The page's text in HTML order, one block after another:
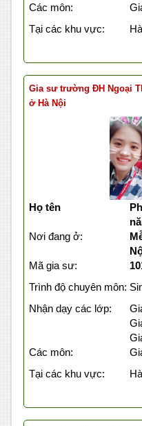
Các môn:
Tại các khu vực:
Gia sư trường ĐH Ngoại
ở Hà Nội
Họ tên
Nơi đang ở:
Mã gia sư:
Trình độ chuyên môn:
Nhận dạy các lớp:
Các môn:
Tại các khu vực: